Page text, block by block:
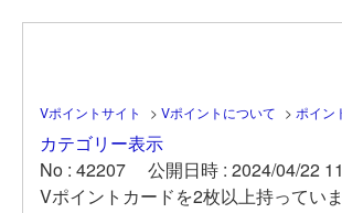
Vポイントサイト > Vポイントについて > ポイン
カテゴリー表示
No : 42207
公開日時 : 2024/04/22
Vポイントカードを2枚以上持ってい